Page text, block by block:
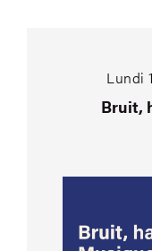
Lundi
Bruit,